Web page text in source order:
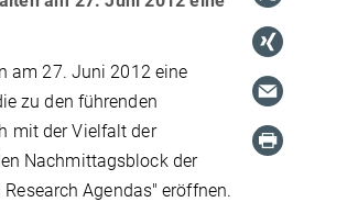
am 27. Juni 2012 eine
zu den führenden
mit der Vielfalt der
Nachmittagsblock der
Agendas" eröffnen.